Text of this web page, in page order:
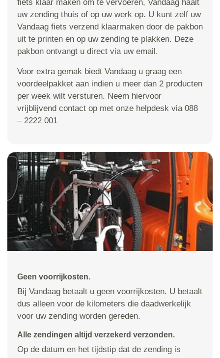
fiets klaar maken om te vervoeren, Vandaag haalt
uw zending thuis of op uw werk op. U kunt zelf uw
Vandaag fiets verzend klaarmaken door de pakbon
uit te printen en op uw zending te plakken. Deze
pakbon ontvangt u direct via uw email.
Voor extra gemak biedt Vandaag u graag een
voordeelpakket aan indien u meer dan 2 producten
per week wilt versturen. Neem hiervoor
vrijblijvend contact op met onze helpdesk via 088
– 2222 001
Geen voorrijkosten.
Bij Vandaag betaalt u geen voorrijkosten. U betaalt
dus alleen voor de kilometers die daadwerkelijk
voor uw zending worden gereden.
Alle zendingen altijd verzekerd verzonden.
Op de datum en het tijdstip dat de zending is